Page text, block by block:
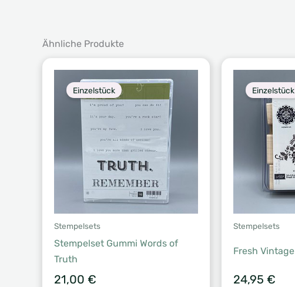
Ähnliche Produkte
Einzelstück
Stempelsets
Stempelset Gummi Words of
Truth
21,00 €
Einzelstück
Stempelsets
Fresh Vintage
24,95 €